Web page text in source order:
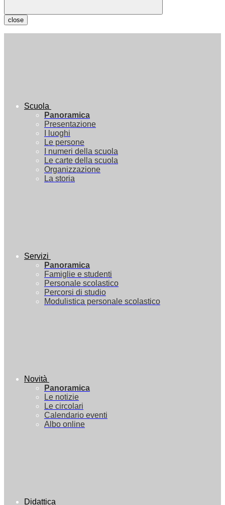
close
Scuola
Panoramica
Presentazione
I luoghi
Le persone
I numeri della scuola
Le carte della scuola
Organizzazione
La storia
Servizi
Panoramica
Famiglie e studenti
Personale scolastico
Percorsi di studio
Modulistica personale scolastico
Novità
Panoramica
Le notizie
Le circolari
Calendario eventi
Albo online
Didattica